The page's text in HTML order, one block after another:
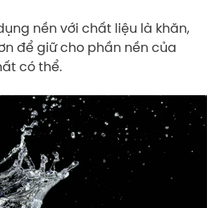
nền với chất liệu là khăn,
để giữ cho phần nền của
có thể.